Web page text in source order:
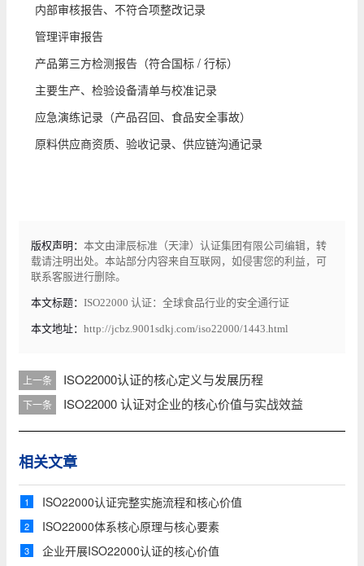
内部审核报告、不符合项整改记录
管理评审报告
产品第三方检测报告（符合国标 / 行标）
主要生产、检验设备清单与校准记录
应急演练记录（产品召回、食品安全事故）
原料供应商资质、验收记录、供应链沟通记录
版权声明： 本文由津辰标准（天津）认证集团有限公司编辑，转
载请注明出处。本站部分内容来自互联网，如侵害您的利益，可
联系客服进行删除。
本文标题： ISO22000 认证：全球食品行业的安全通行证
本文地址： http://jcbz.9001sdkj.com/iso22000/1443.html
上一条 ISO22000认证的核心定义与发展历程
下一条 ISO22000 认证对企业的核心价值与实战效益
相关文章
1 ISO22000认证完整实施流程和核心价值
2 ​ISO22000体系核心原理与核心要素
3 企业开展ISO22000认证的核心价值